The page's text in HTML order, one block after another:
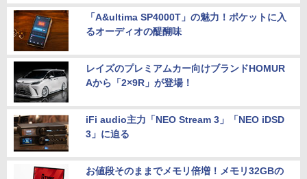
「A&ultima SP4000T」の魅力！ポケットに入
るオーディオの醍醐味
レイズのプレミアムカー向けブランドHOMUR
Aから「2×9R」が登場！
iFi audio主力「NEO Stream 3」「NEO iDSD
3」に迫る
お値段そのままでメモリ倍増！メモリ32GBの